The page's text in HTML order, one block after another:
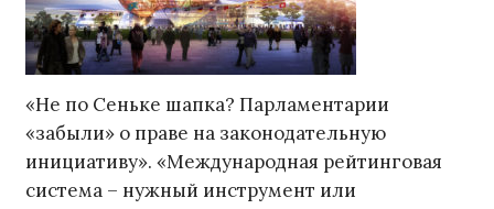
«Не по Сеньке шапка? Парламентарии
«забыли» о праве на законодательную
инициативу». «Международная рейтинговая
система – нужный инструмент или